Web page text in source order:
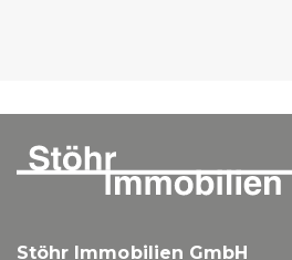
Stöhr Immobilien GmbH